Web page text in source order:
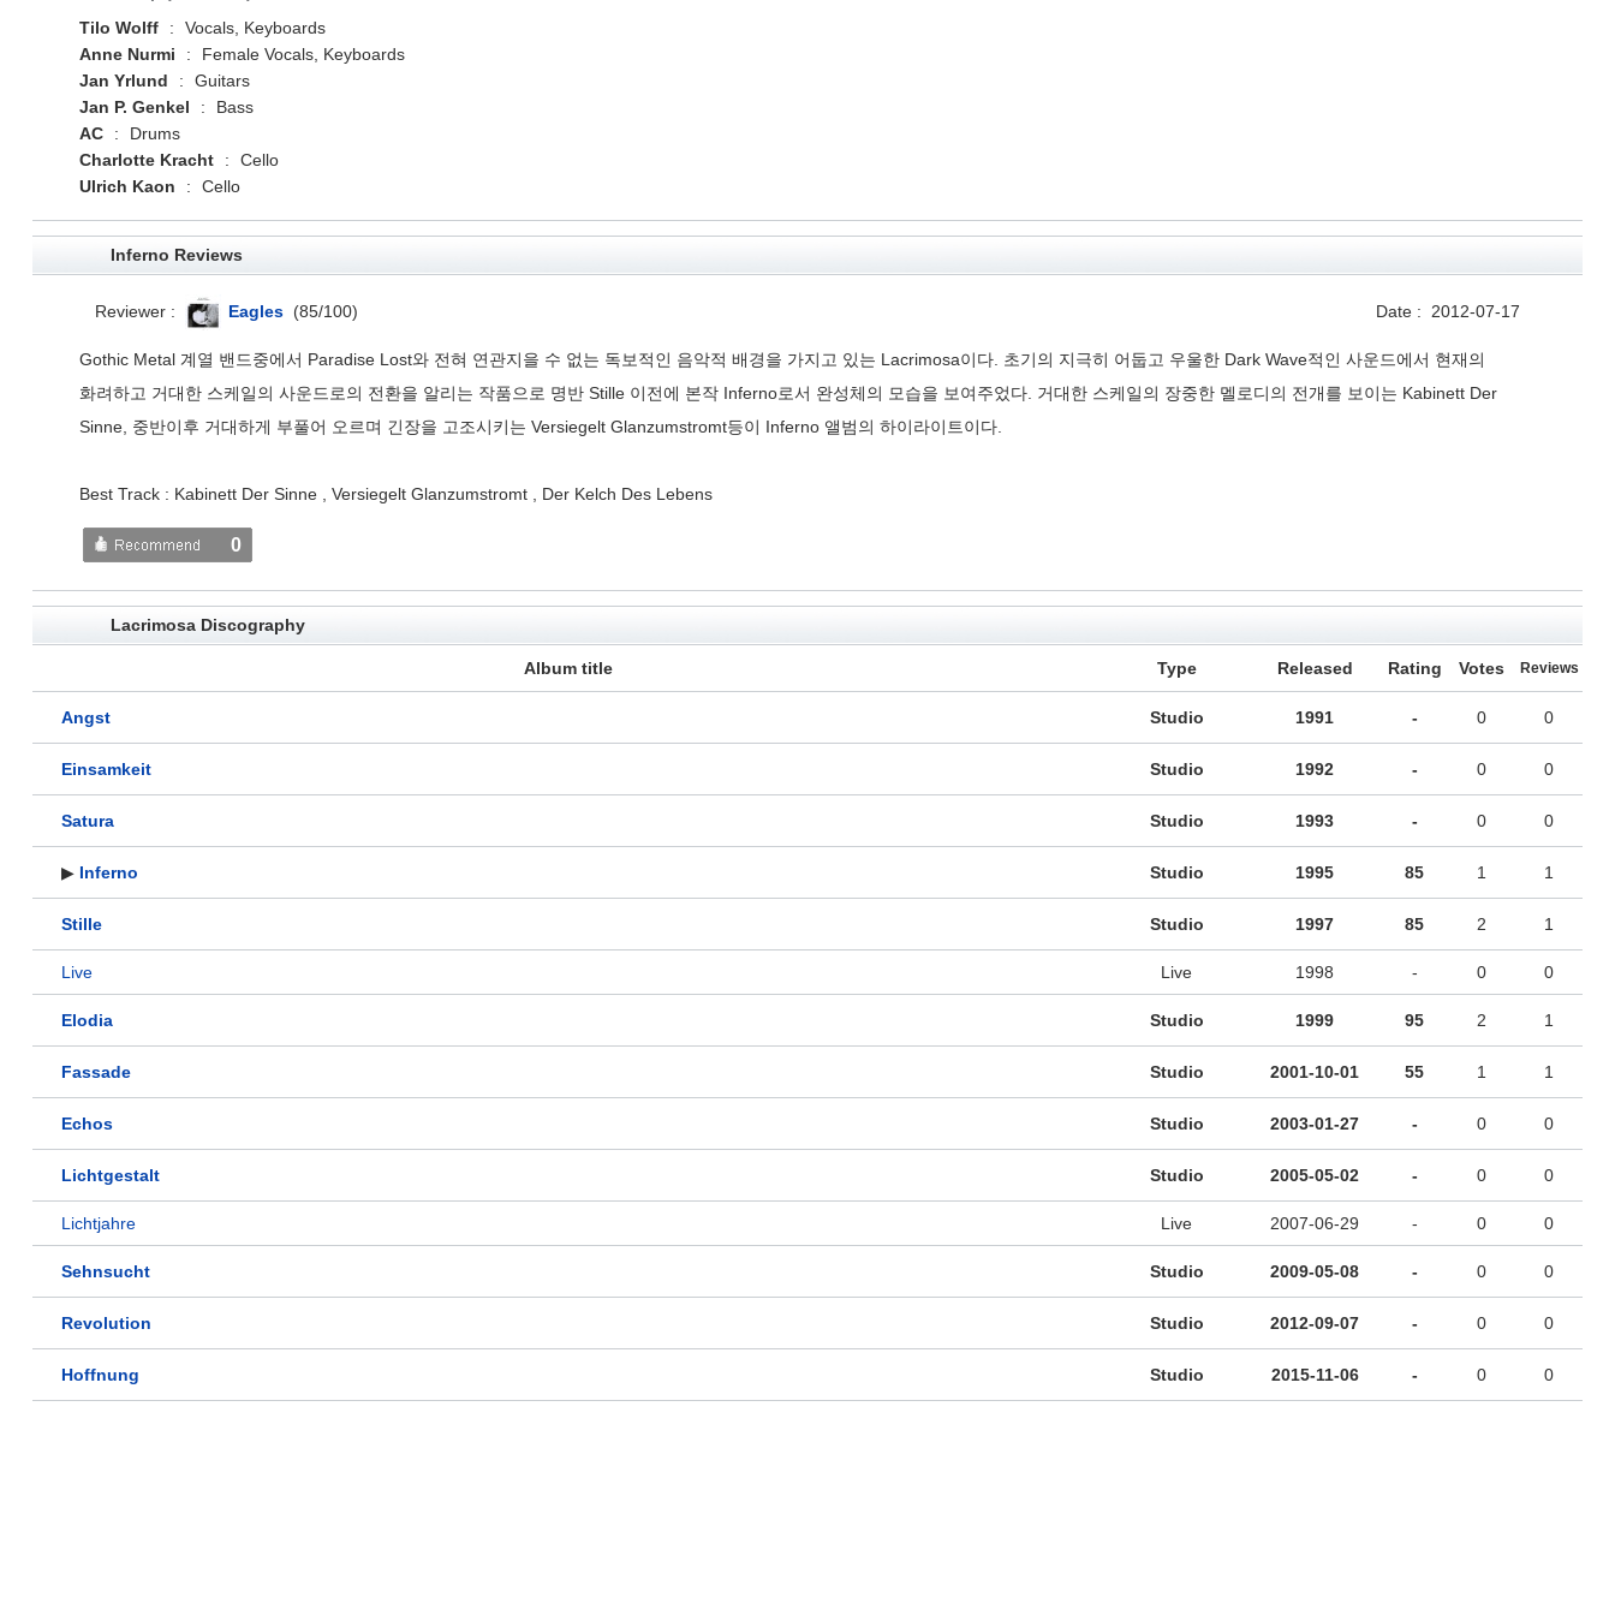
Tilo Wolff
:
Vocals, Keyboards
Anne Nurmi
:
Female Vocals, Keyboards
Jan Yrlund
:
Guitars
Jan P. Genkel
:
Bass
AC
:
Drums
Charlotte Kracht
:
Cello
Ulrich Kaon
: Cello
Inferno Reviews
Reviewer : Eagles (85/100) Date : 2012-07-17
Gothic Metal 계열 밴드중에서 Paradise Lost와 전혀 연관지을 수 없는 독보적인 음악적 배경을 가지고 있는 Lacrimosa이다. 초기의 지극히 어둡고 우울한 Dark Wave적인 사운드에서 현재의
화려하고 거대한 스케일의 사운드로의 전환을 알리는 작품으로 명반 Stille 이전에 본작 Inferno로서 완성체의 모습을 보여주었다. 거대한 스케일의 장중한 멜로디의 전개를 보이는 Kabinett Der
Sinne, 중반이후 거대하게 부풀어 오르며 긴장을 고조시키는 Versiegelt Glanzumstromt등이 Inferno 앨범의 하이라이트이다.
Best Track : Kabinett Der Sinne , Versiegelt Glanzumstromt , Der Kelch Des Lebens
0
Lacrimosa Discography
Album title Type Released Rating Votes Reviews
Angst Studio 1991 - 0 0
Einsamkeit Studio 1992 - 0 0
Satura Studio 1993 - 0 0
▶ Inferno Studio 1995 85 1 1
Stille Studio 1997 85 2 1
Live Live 1998 - 0 0
Elodia Studio 1999 95 2 1
Fassade Studio 2001-10-01 55 1 1
Echos Studio 2003-01-27 - 0 0
Lichtgestalt Studio 2005-05-02 - 0 0
Lichtjahre Live 2007-06-29 - 0 0
Sehnsucht Studio 2009-05-08 - 0 0
Revolution Studio 2012-09-07 - 0 0
Hoffnung Studio 2015-11-06 - 0 0